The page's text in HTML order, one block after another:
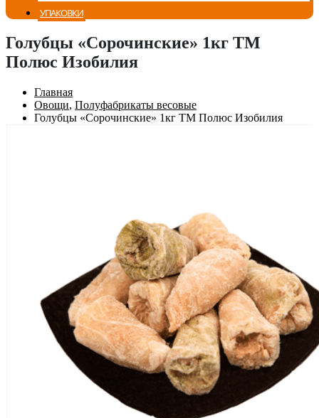
УПАКОВКИ
Голубцы «Сорочинские» 1кг ТМ
Полюс Изобилия
Главная
Овощи, Полуфабрикаты весовые
Голубцы «Сорочинские» 1кг ТМ Полюс Изобилия